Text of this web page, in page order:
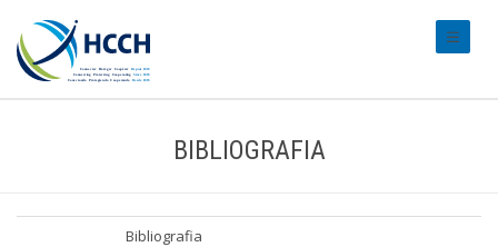
BIBLIOGRAFIA
Bibliografia